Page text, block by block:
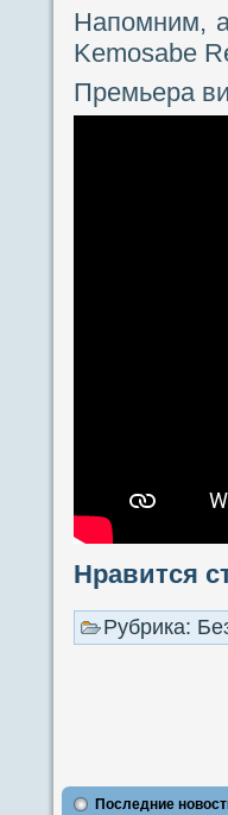
Напомним,
Kemosabe
Премьера
Нравится
Рубрика:
Последние